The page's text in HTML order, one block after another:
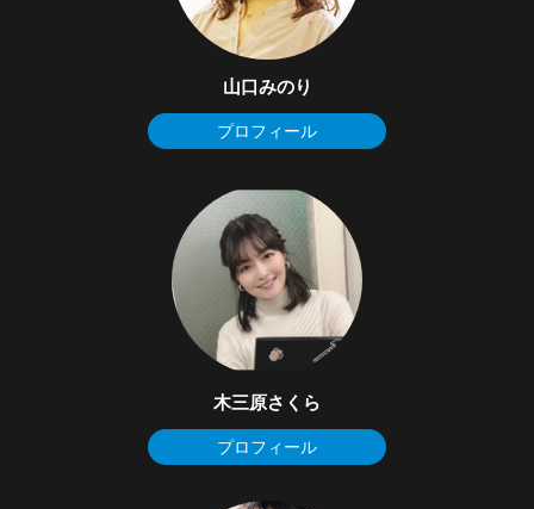
山口みのり
プロフィール
木三原さくら
プロフィール